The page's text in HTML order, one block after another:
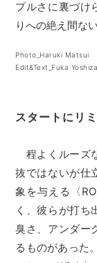
プルさに裏づけ
りへの絶え間な
Photo_Haruki Matsui
Edit&Text_Fuka
スタートにリ
程よくルーズ
抜ではないが仕
象を与える〈
く、彼らが打ち
臭さ、アンダー
るものがあった